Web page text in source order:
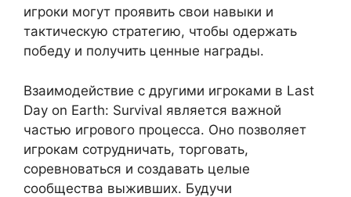
игроки могут проявить свои навыки и
тактическую стратегию, чтобы одержать
победу и получить ценные награды.
Взаимодействие с другими игроками в Last
Day on Earth: Survival является важной
частью игрового процесса. Оно позволяет
игрокам сотрудничать, торговать,
соревноваться и создавать целые
сообщества выживших. Будучи